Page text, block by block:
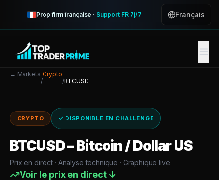
Prop firm française · Support FR 7j/7 Français
← Markets
/
Crypto
/BTCUSD
CRYPTO ✓ DISPONIBLE EN CHALLENGE
BTCUSD–Bitcoin / Dollar US
Prix en direct · Analyse technique · Graphique live
Voir le prix en direct ↓